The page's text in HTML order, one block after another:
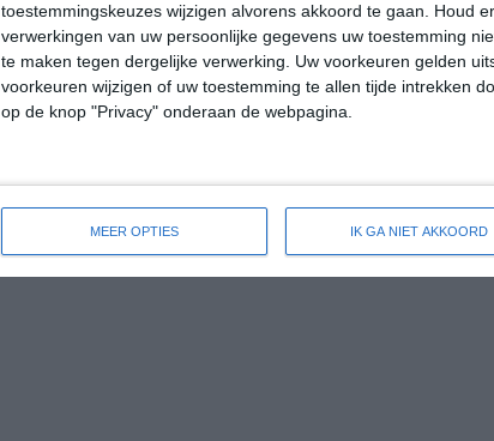
toestemmingskeuzes wijzigen alvorens akkoord te gaan.
Houd
verwerkingen van uw persoonlijke gegevens uw toestemming
te maken tegen dergelijke verwerking. Uw voorkeuren gelden
voorkeuren wijzigen of uw toestemming te allen tijde intrekken
op de knop "Privacy" onderaan de webpagina.
MEER OPTIES IK GA NIET AKKOORD
ZO 1 ZZW 2 OZO 2 OZO 1 O
13:00 16:00 19:00
bekijk de uitgebreide weersverwachting voor Steinhatchee